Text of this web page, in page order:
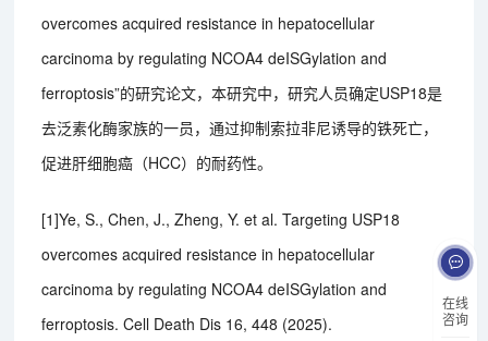
在线
咨询
overcomes acquired resistance in hepatocellular
carcinoma by regulating NCOA4 deISGylation and
ferroptosis”的研究论文，本研究中，研究人员确定USP18是
去泛素化酶家族的一员，通过抑制索拉非尼诱导的铁死亡，
促进肝细胞癌（HCC）的耐药性。
[1]Ye, S., Chen, J., Zheng, Y. et al. Targeting USP18
overcomes acquired resistance in hepatocellular
carcinoma by regulating NCOA4 deISGylation and
ferroptosis. Cell Death Dis 16, 448 (2025).